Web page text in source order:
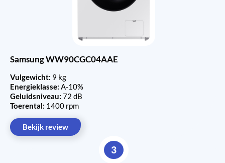
Samsung WW90CGC04AAE
Vulgewicht: 9 kg
Energieklasse: A-10%
Geluidsniveau: 72 dB
Toerental: 1400 rpm
Bekijk review
3